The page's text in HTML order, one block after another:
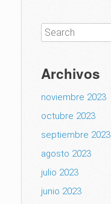
Archivos
noviembre 2023
octubre 2023
septiembre 2023
agosto 2023
julio 2023
junio 2023